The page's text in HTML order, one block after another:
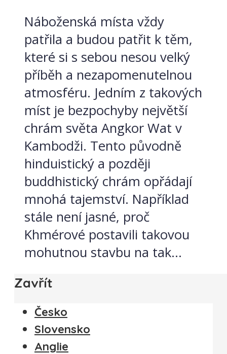
Náboženská místa vždy
patřila a budou patřit k těm,
které si s sebou nesou velký
příběh a nezapomenutelnou
atmosféru. Jedním z takových
míst je bezpochyby největší
chrám světa Angkor Wat v
Kambodži. Tento původně
hinduistický a později
buddhistický chrám opřádají
mnohá tajemství. Například
stále není jasné, proč
Khmérové postavili takovou
mohutnou stavbu na tak...
Zavřít
Česko
Slovensko
Anglie